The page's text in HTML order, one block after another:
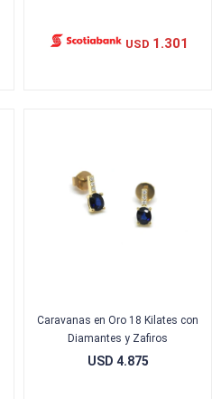
USD 1.301
Caravanas en Oro 18 Kilates con
Diamantes y Zafiros
USD 4.875